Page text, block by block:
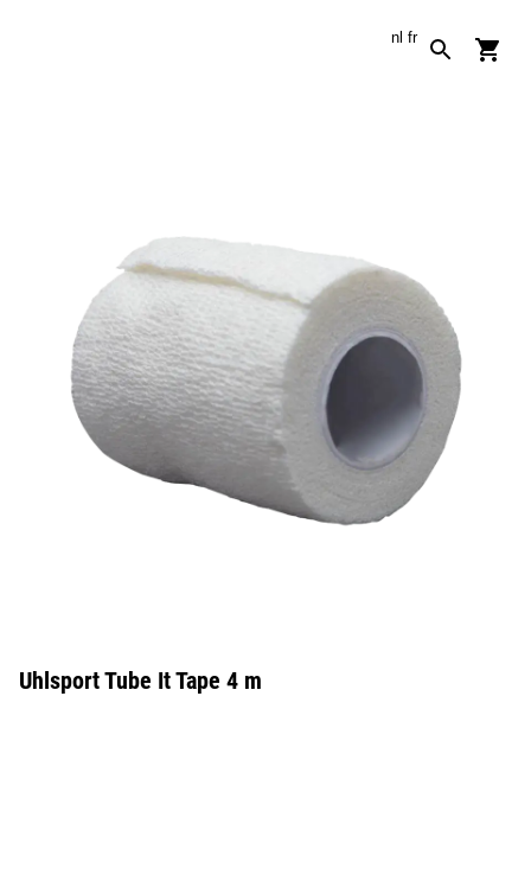
nl fr
Uhlsport Tube It Tape 4 m